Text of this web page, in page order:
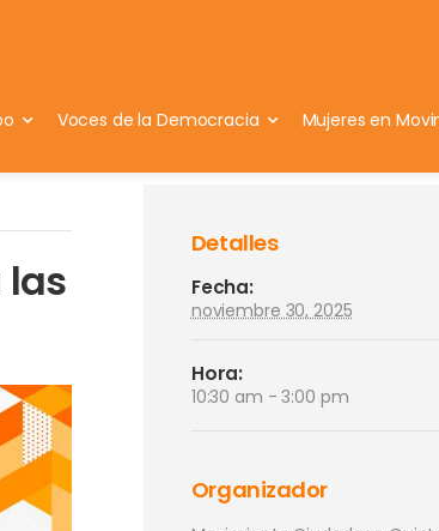
Voces de la Democracia Mujeres en
Detalles
Fecha:
noviembre 30, 2025
Hora:
10:30 am - 3:00 pm
Organizador
las